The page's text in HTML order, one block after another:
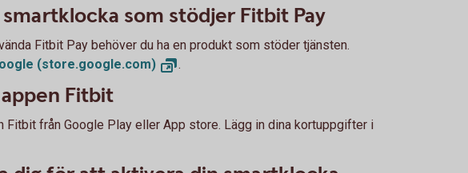
som stödjer Fitbit Pay
Fitbit Pay behöver du ha en produkt som stöder tjänsten.
(store.google.com) .
Fitbit
Fitbit från Google Play eller App store. Lägg in dina kortuppgifter i